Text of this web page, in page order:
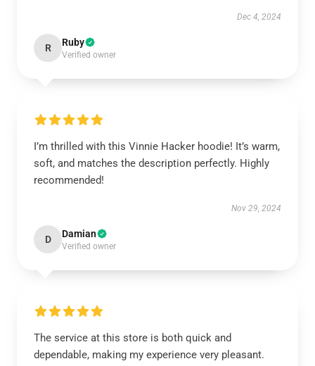
Dec 4, 2024
R Ruby
Verified owner
I’m thrilled with this Vinnie Hacker hoodie! It’s warm,
soft, and matches the description perfectly. Highly
recommended!
Nov 29, 2024
D Damian
Verified owner
The service at this store is both quick and
dependable, making my experience very pleasant.